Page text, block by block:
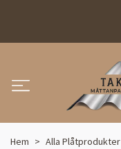
Hem
Alla Plåtprodukter